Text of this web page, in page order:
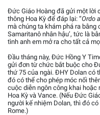
Đức Giáo Hoàng đã gửi một lời
thông Hoa Kỳ để đáp lại: “Ordo
mà chúng ta khám phá ra bằng
Samaritanô nhân hậu’, tức là
tình anh em mở ra cho tất cả
Đầu tháng này, Đức Hồng Y
gửi đơn từ chức bắt buộc cho
thứ 75 của ngài. ĐHY Dolan có
đó có thể cho phép móc nối
cuộc diễn ngôn công khai hoặc
Hoa Kỳ và Vance. (Nếu Đức
người kế nhiệm Dolan, thì đó
Rome.)